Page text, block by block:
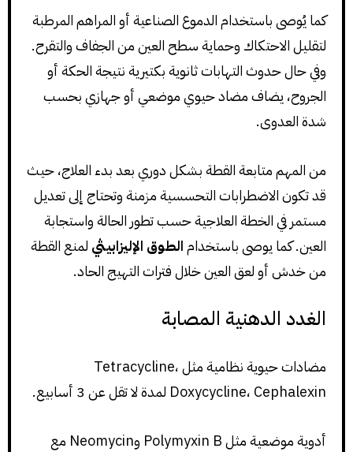
كما يُوصى باستخدام الدموع الصناعية أو المراهم المرطبة
لتقليل الاحتكاك وحماية سطح العين من الجفاف والتقرح.
وفي حال حدوث التهابات ثانوية بكتيرية نتيجة الحكة أو
الجروح، يضاف مضاد حيوي موضعي أو جهازي بحسب
شدة العدوى.
من المهم متابعة القطة بشكل دوري بعد بدء العلاج، حيث
قد تكون الاضطرابات التحسسية مزمنة وتحتاج إلى تعديل
مستمر في الخطة العلاجية حسب تطور الحالة واستجابة
العين. كما يوصى باستخدامالطوق الإليزابيثي لمنع القطة
من خدش أو لعق العين خلال فترات التهيج الحاد.
الغدد الدهنية المصابة
مضادات حيوية نظامية مثل Tetracycline،
Doxycycline، Cephalexin لمدة لا تقل عن 3 أسابيع.
أدوية موضعية مثل Polymyxin B وNeomycin مع